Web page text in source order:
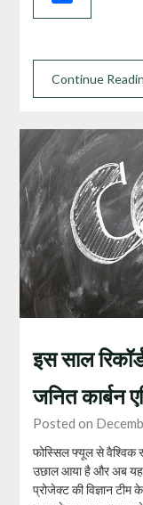
Continue
इस साल
जनित कार्बन
Posted on
फोस्सिल फ्यूल से वैश्विक
उछाल आया है और अब यह
प्रोजेक्‍ट की विज्ञान